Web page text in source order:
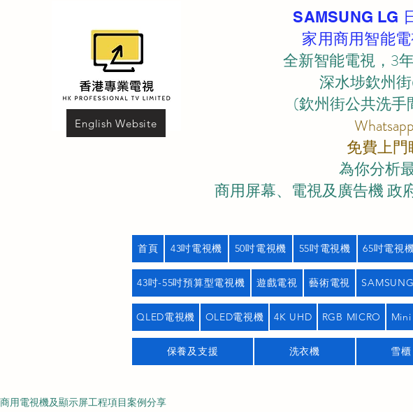
English Website
SAMSUNG LG
家用商用智能
全新智能電視，3
深水埗欽州
(欽州街公共洗手
免費上
為你分析
商用屏幕、電視及廣告機 政
首頁 43吋電視機 50吋電視機 55吋電視機 65吋電視
43吋-55吋預算型電視機 遊戲電視 藝術電視
QLED電視機 OLED電視機 4K UHD RGB MICRO
保養及支援 洗衣機 雪櫃
商用電視機及顯示屏工程項目案例分享